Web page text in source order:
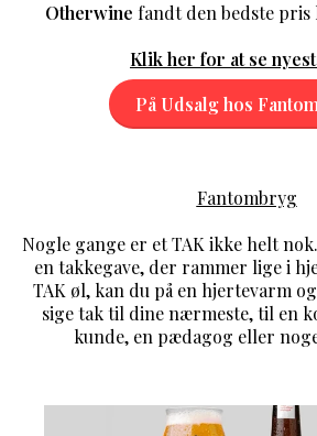
Otherwine fandt den bedste pris
Klik her for at se
På Udsalg hos
Fantombryg
Nogle gange er et TAK ikke helt
en takkegave, der rammer lige i
TAK øl, kan du på en hjertevarm
sige tak til dine nærmeste, til en
kunde, en pædagog eller